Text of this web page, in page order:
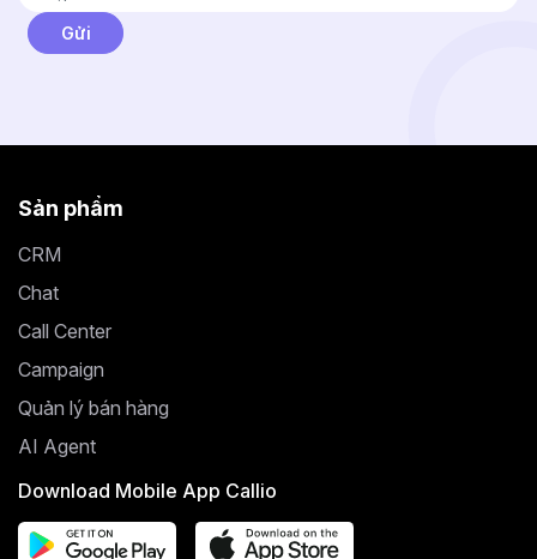
Sản phẩm
CRM
Chat
Call Center
Campaign
Quản lý bán hàng
AI Agent
Download Mobile App Callio